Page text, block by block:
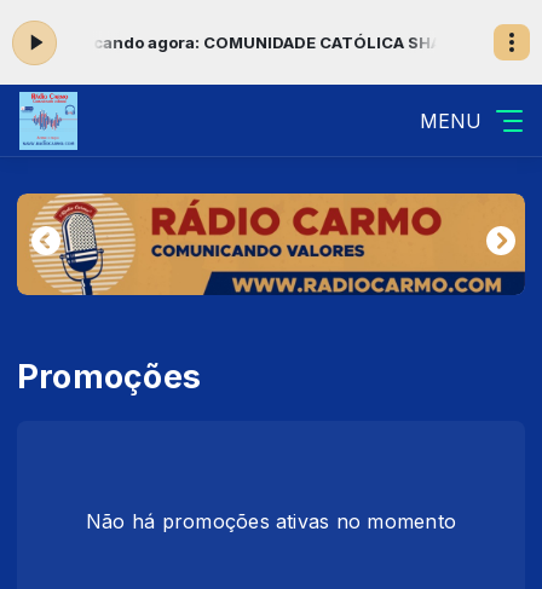
- Tocando agora: COMUNIDADE CATÓLICA SHALOM -
MENU
Promoções
Não há promoções ativas no momento